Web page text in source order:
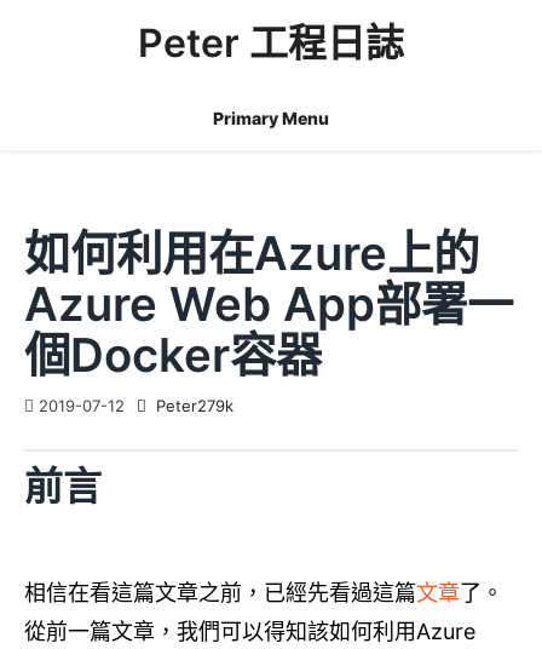
Peter 工程日誌
Primary Menu
如何利用在Azure上的
Azure Web App部署一
個Docker容器
2019-07-12 Peter279k
前言
相信在看這篇文章之前，已經先看過這篇文章了。
從前一篇文章，我們可以得知該如何利用Azure